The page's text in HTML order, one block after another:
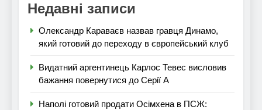
Недавні записи
Олександр Караваєв назвав гравця Динамо,
який готовий до переходу в європейський клуб
Видатний аргентинець Карлос Тевес висловив
бажання повернутися до Серії А
Наполі готовий продати Осімхена в ПСЖ: